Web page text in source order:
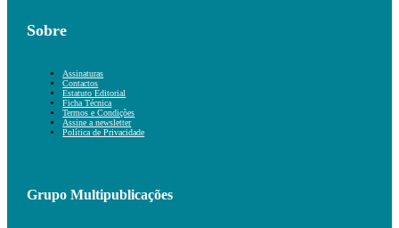
Sobre
Assinaturas
Contactos
Estatuto Editorial
Ficha Técnica
Termos e Condições
Assine a newsletter
Política de Privacidade
Grupo Multipublicações